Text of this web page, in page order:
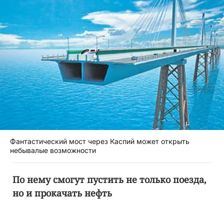
Фантастический мост через Каспий может открыть
небывалые возможности
По нему смогут пустить не только поезда,
но и прокачать нефть